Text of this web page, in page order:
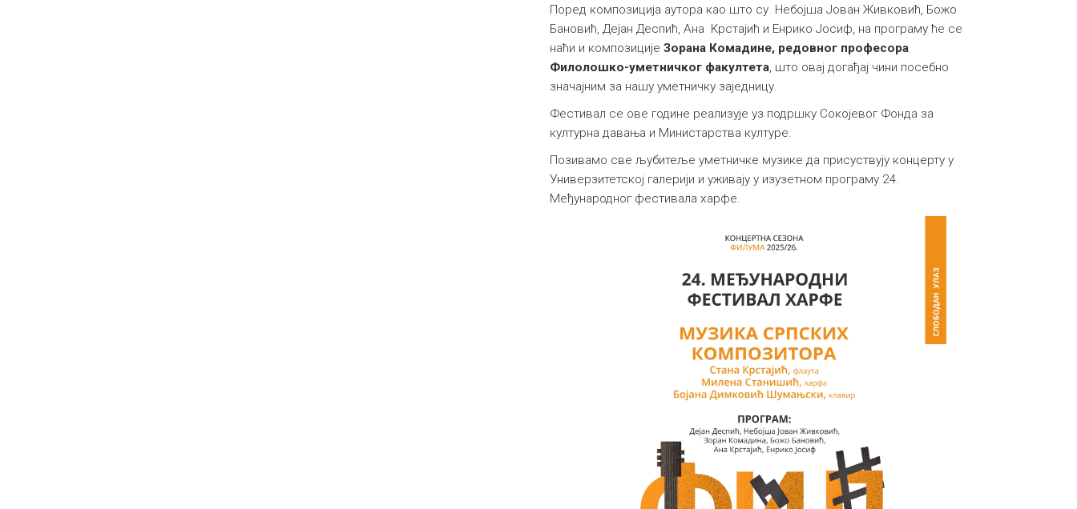
Поред композиција аутора као што су Небојша Јован Живковић, Божо
Бановић, Дејан Деспић, Ана Крстајић и Енрико Јосиф, на програму ће се
наћи и композицијеЗорана Комадине, редовног професора
Филолошко-уметничког факултета, што овај догађај чини посебно
значајним за нашу уметничку заједницу.
Фестивал се ове године реализује уз подршку Сокојевог Фонда за
културна давања и Министарства културе.
Позивамо све љубитеље уметничке музике да присуствују концерту у
Универзитетској галерији и уживају у изузетном програму 24.
Међународног фестивала харфе.